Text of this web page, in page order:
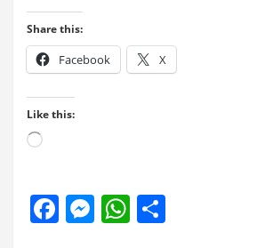
Share this:
Facebook X
Like this:
Loading…
F
M W